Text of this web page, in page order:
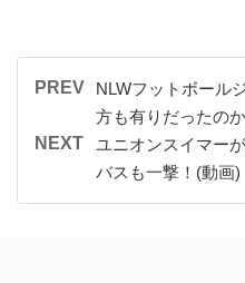
PREV
NLWフットボール
方も有りだったのか
NEXT
ユニオンスイマー
バスも一撃！(動画)